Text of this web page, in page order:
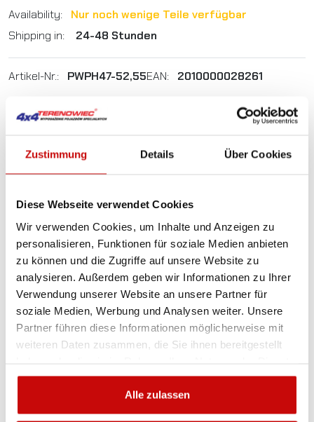
Zustimmung Details Über Cookies
Diese Webseite verwendet Cookies
Wir verwenden Cookies, um Inhalte und Anzeigen zu
personalisieren, Funktionen für soziale Medien anbieten
zu können und die Zugriffe auf unsere Website zu
analysieren. Außerdem geben wir Informationen zu Ihrer
Verwendung unserer Website an unsere Partner für
soziale Medien, Werbung und Analysen weiter. Unsere
Partner führen diese Informationen möglicherweise mit
weiteren Daten zusammen, die Sie ihnen bereitgestellt
gesammelt haben.
Alle zulassen
Availability:
Nur noch wenige Teile verfügbar
Shipping in:
24-48 Stunden
Artikel-Nr.: PWPH47-52,55EAN: 2010000028261
Sie sind sich nicht sicher, welches Produkt
wir beraten Sie gern.
phone+48 12 266 27 54
Datenschutzrichtlinie
Beschreibung
Powerwinch PANTHER-
Relaisgehäuse